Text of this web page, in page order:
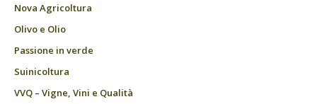
Nova Agricoltura
Olivo e Olio
Passione in verde
Suinicoltura
VVQ – Vigne, Vini e Qualità